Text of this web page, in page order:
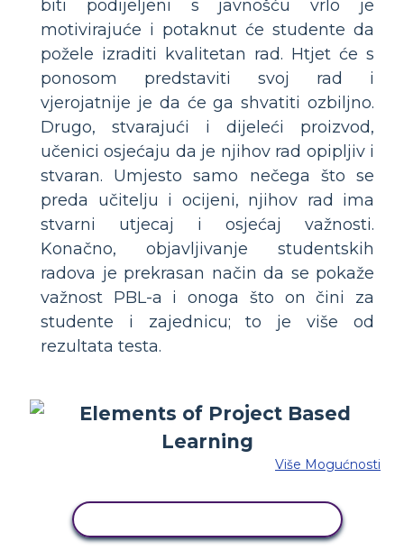
biti podijeljeni s javnošću vrlo je
motivirajuće i potaknut će studente da
požele izraditi kvalitetan rad. Htjet će s
ponosom predstaviti svoj rad i
vjerojatnije je da će ga shvatiti ozbiljno.
Drugo, stvarajući i dijeleći proizvod,
učenici osjećaju da je njihov rad opipljiv i
stvaran. Umjesto samo nečega što se
preda učitelju i ocijeni, njihov rad ima
stvarni utjecaj i osjećaj važnosti.
Konačno, objavljivanje studentskih
radova je prekrasan način da se pokaže
važnost PBL-a i onoga što on čini za
studente i zajednicu; to je više od
rezultata testa.
Više Mogućnosti